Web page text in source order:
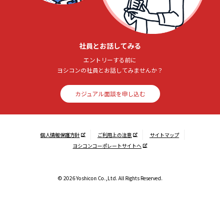
社員とお話してみる
エントリーする前に
ヨシコンの社員とお話してみませんか？
カジュアル面談を申し込む
個人情報保護方針 ご利用上の注意
サイトマップ
ヨシコンコーポレートサイトへ
© 2026 Yoshicon Co.,Ltd. All Rights Reserved.